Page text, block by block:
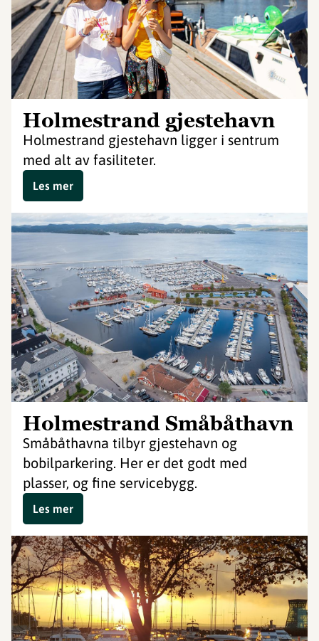
Holmestrand gjestehavn
Holmestrand gjestehavn ligger i sentrum
med alt av fasiliteter.
Les mer
Holmestrand Småbåthavn
Småbåthavna tilbyr gjestehavn og
bobilparkering. Her er det godt med
plasser, og fine servicebygg.
Les mer